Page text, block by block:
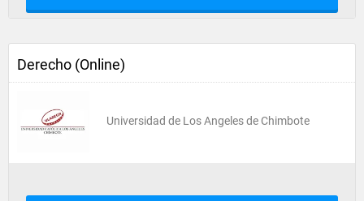
Derecho (Online)
Universidad de Los Angeles de Chimbote